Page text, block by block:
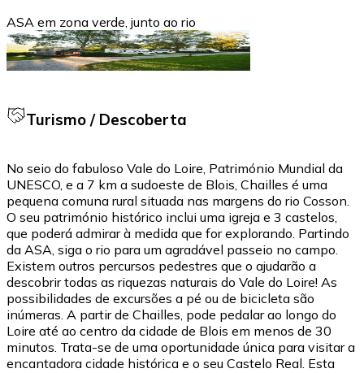
ASA em zona verde, junto ao rio
Turismo / Descoberta
No seio do fabuloso Vale do Loire, Património Mundial da
UNESCO, e a 7 km a sudoeste de Blois, Chailles é uma
pequena comuna rural situada nas margens do rio Cosson.
O seu património histórico inclui uma igreja e 3 castelos,
que poderá admirar à medida que for explorando. Partindo
da ASA, siga o rio para um agradável passeio no campo.
Existem outros percursos pedestres que o ajudarão a
descobrir todas as riquezas naturais do Vale do Loire! As
possibilidades de excursões a pé ou de bicicleta são
inúmeras. A partir de Chailles, pode pedalar ao longo do
Loire até ao centro da cidade de Blois em menos de 30
minutos. Trata-se de uma oportunidade única para visitar a
encantadora cidade histórica e o seu Castelo Real. Esta